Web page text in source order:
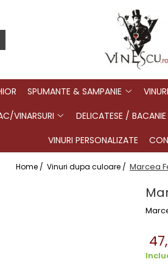
SPUMANTE & SAMPANIE
VINARSURI DELICATESE / BACANIE
VINURI PERSONALIZATE
Home / Vinuri dupa culoare / Marcea